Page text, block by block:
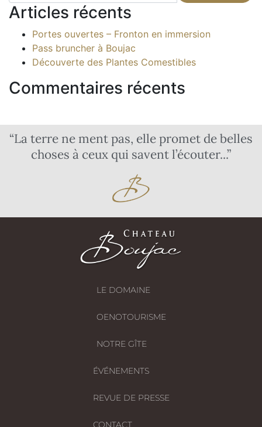
Articles récents
Portes ouvertes – Fronton en immersion
Pass bruncher à Boujac
Découverte des Plantes Comestibles
Commentaires récents
“La terre ne ment pas, elle promet de belles
choses à ceux qui savent l’écouter...”
LE DOMAINE
OENOTOURISME
NOTRE GÎTE
ÉVÉNEMENTS
REVUE DE PRESSE
CONTACT